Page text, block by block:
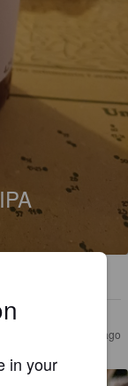
2 years ago
in your